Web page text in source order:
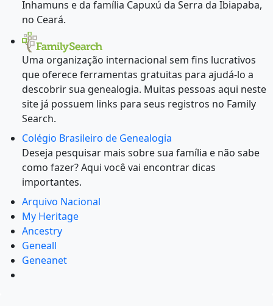
Inhamuns e da família Capuxú da Serra da Ibiapaba,
no Ceará.
Uma organização internacional sem fins lucrativos
que oferece ferramentas gratuitas para ajudá-lo a
descobrir sua genealogia. Muitas pessoas aqui neste
site já possuem links para seus registros no Family
Search.
Colégio Brasileiro de Genealogia
Deseja pesquisar mais sobre sua família e não sabe
como fazer? Aqui você vai encontrar dicas
importantes.
Arquivo Nacional
My Heritage
Ancestry
Geneall
Geneanet